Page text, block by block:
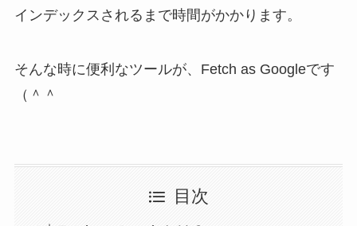
インデックスされるまで時間がかかります。
そんな時に便利なツールが、Fetch as Googleです
（＾＾
目次